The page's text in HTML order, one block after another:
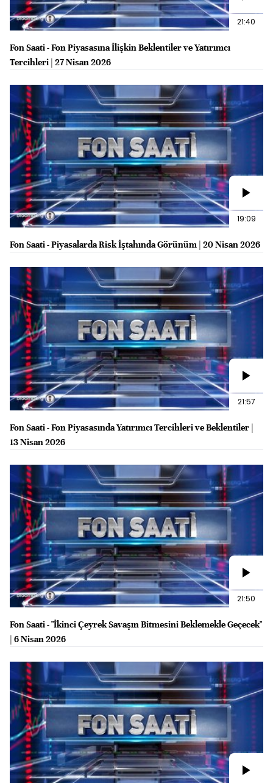
21:40
Fon Saati - Fon Piyasasına İlişkin Beklentiler ve Yatırımcı
Tercihleri | 27 Nisan 2026
19:09
Fon Saati - Piyasalarda Risk İştahında Görünüm | 20 Nisan 2026
21:57
Fon Saati - Fon Piyasasında Yatırımcı Tercihleri ve Beklentiler |
13 Nisan 2026
21:50
Fon Saati - "İkinci Çeyrek Savaşın Bitmesini Beklemekle Geçecek"
| 6 Nisan 2026